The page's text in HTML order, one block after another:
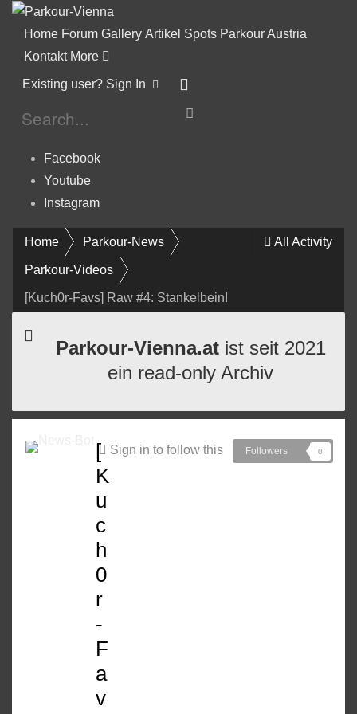
Home Forum Gallery Artikel Spots Parkour Austria
Kontakt More
Existing user? Sign In
Facebook
Youtube
Instagram
All Activity
Home Parkour-News
Parkour-Videos
[Kuch0r-Favs] Raw #4: Stankelbein!
Parkour-Vienna.atist seit 2021
ein read-only Archiv
Sign in to follow this Followers 0
[
K
u
c
h
0
r
-
F
a
v